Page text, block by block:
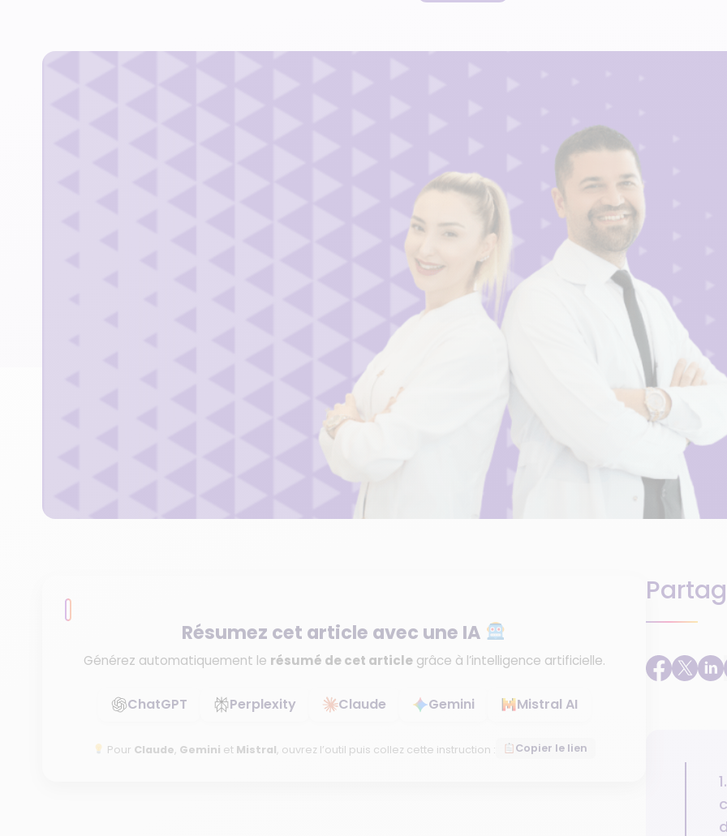
Résumez cet article avec une IA
Générez automatiquement le résumé de cet articlegrâce à l’intelligence artificielle.
ChatGPT Perplexity Claude Gemini Mistral AI
Pour Claude, Gemini et Mistral, ouvrez l’outil puis collez cette instruction : Copier le lien